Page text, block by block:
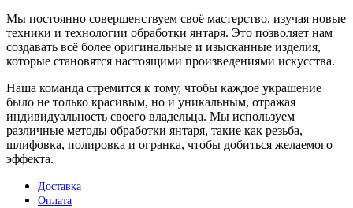
Мы постоянно совершенствуем своё мастерство, изучая новые
техники и технологии обработки янтаря. Это позволяет нам
создавать всё более оригинальные и изысканные изделия,
которые становятся настоящими произведениями искусства.
Наша команда стремится к тому, чтобы каждое украшение
было не только красивым, но и уникальным, отражая
индивидуальность своего владельца. Мы используем
различные методы обработки янтаря, такие как резьба,
шлифовка, полировка и огранка, чтобы добиться желаемого
эффекта.
Доставка
Оплата